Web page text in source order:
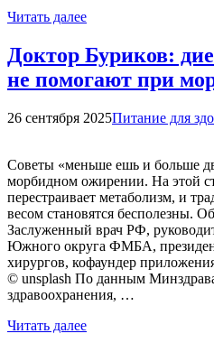
Читать далее
Доктор Буриков:
не помогают при
26 сентября 2025Питание для
Советы «меньше ешь и больше
морбидном ожирении. На этой
перестраивает метаболизм, и
весом становятся бесполезны.
Заслуженный врач РФ,
Южного округа ФМБА,
хирургов, кофаундер
© unsplash По данным
здравоохранения, …
Читать далее